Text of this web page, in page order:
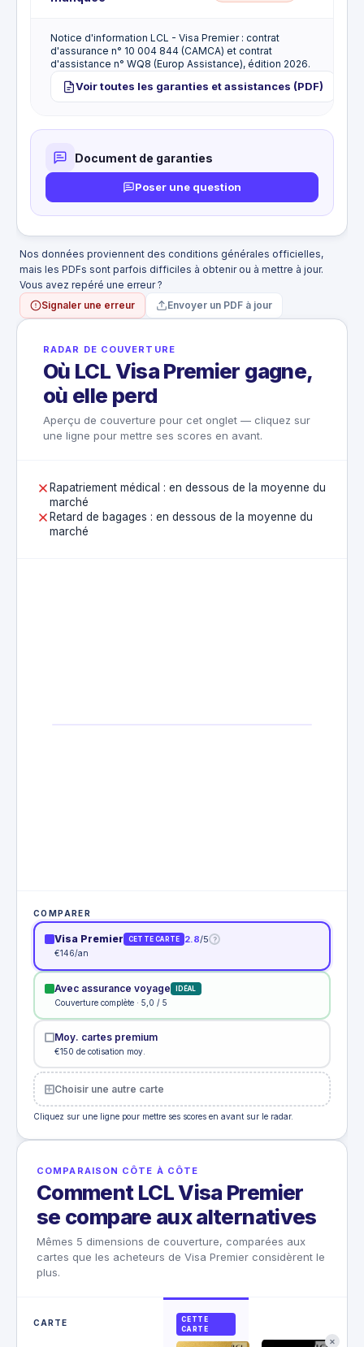
Titulaire, conjoint et enfants à charge
Notice d'information LCL - Visa Premier : contrat
d'assurance n° 10 004 844 (CAMCA) et contrat
d'assistance n° WQ8 (Europ Assistance), édition 2026.
Voir toutes les garanties et assistances (PDF)
Document de garanties
Poser une question
Nos données proviennent des conditions générales officielles,
mais les PDFs sont parfois difficiles à obtenir ou à mettre à jour.
Vous avez repéré une erreur ?
Signaler une erreur
Envoyer un PDF à jour
RADAR DE COUVERTURE
Où LCL Visa Premier gagne,
où elle perd
Aperçu de couverture pour cet onglet — cliquez sur
une ligne pour mettre ses scores en avant.
Rapatriement médical : en dessous de la moyenne du
marché
Retard de bagages : en dessous de la moyenne du
marché
COMPARER
Visa Premier CETTE CARTE 2.8/5 ?
€146/an
Avec assurance voyage IDÉAL
Couverture complète · 5,0 / 5
Moy. cartes premium
€150 de cotisation moy.
Choisir une autre carte
Cliquez sur une ligne pour mettre ses scores en avant sur le radar.
COMPARAISON CÔTE À CÔTE
Comment LCL Visa Premier
se compare aux alternatives
Mêmes 5 dimensions de couverture, comparées aux
cartes que les acheteurs de Visa Premier considèrent le
plus.
CARTE
CETTE
CARTE
✕